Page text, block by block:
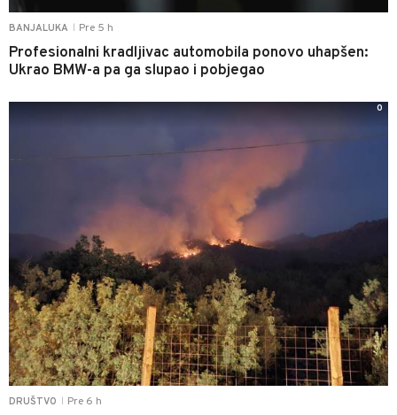
BANJALUKA Pre 5 h
Profesionalni kradljivac automobila ponovo uhapšen:
Ukrao BMW-a pa ga slupao i pobjegao
DRUŠTVO Pre 6 h
0